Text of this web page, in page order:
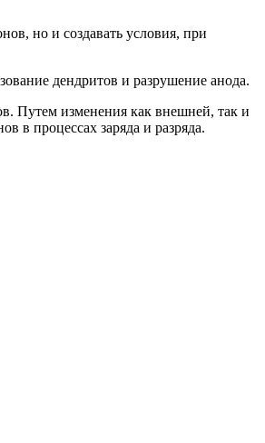
но и создавать условия, при
дендритов и разрушение анода.
Путем изменения как внешней, так и
в процессах заряда и разряда.